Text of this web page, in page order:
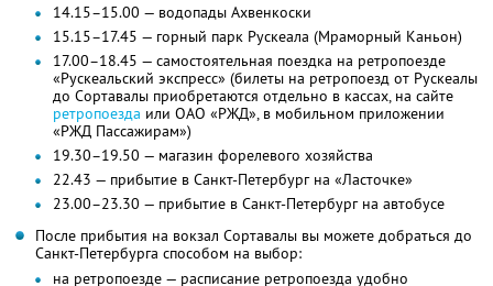
14.15–15.00 — водопады Ахвенкоски
15.15–17.45 — горный парк Рускеала (Мраморный Каньон)
17.00–18.45 — самостоятельная поездка на ретропоезде
«Рускеальский экспресс» (билеты на ретропоезд от Рускеалы
до Сортавалы приобретаются отдельно в кассах, на сайте
ретропоезда или ОАО «РЖД», в мобильном приложении
«РЖД Пассажирам»)
19.30–19.50 — магазин форелевого хозяйства
22.43 — прибытие в Санкт-Петербург на «Ласточке»
23.00–23.30 — прибытие в Санкт-Петербург на автобусе
После прибытия на вокзал Сортавалы вы можете добраться до
Санкт-Петербурга способом на выбор:
на ретропоезде — расписание ретропоезда удобно